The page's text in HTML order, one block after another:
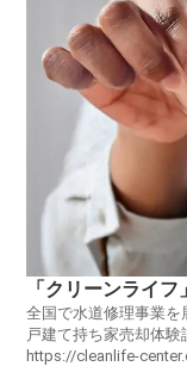
「クリーンライ
全国で水道修理事業
戸建て持ち家売却体験
https://cleanlife-